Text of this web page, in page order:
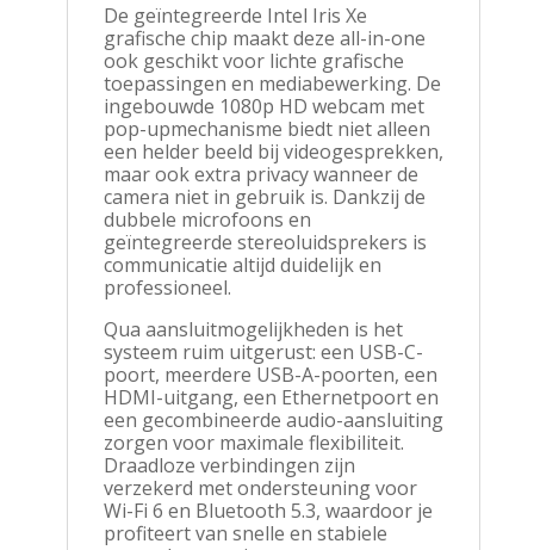
De geïntegreerde Intel Iris Xe
grafische chip maakt deze all-in-one
ook geschikt voor lichte grafische
toepassingen en mediabewerking. De
ingebouwde 1080p HD webcam met
pop-upmechanisme biedt niet alleen
een helder beeld bij videogesprekken,
maar ook extra privacy wanneer de
camera niet in gebruik is. Dankzij de
dubbele microfoons en
geïntegreerde stereoluidsprekers is
communicatie altijd duidelijk en
professioneel.
Qua aansluitmogelijkheden is het
systeem ruim uitgerust: een USB-C-
poort, meerdere USB-A-poorten, een
HDMI-uitgang, een Ethernetpoort en
een gecombineerde audio-aansluiting
zorgen voor maximale flexibiliteit.
Draadloze verbindingen zijn
verzekerd met ondersteuning voor
Wi-Fi 6 en Bluetooth 5.3, waardoor je
profiteert van snelle en stabiele